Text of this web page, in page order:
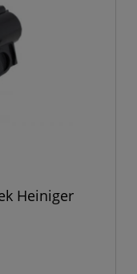
Heiniger